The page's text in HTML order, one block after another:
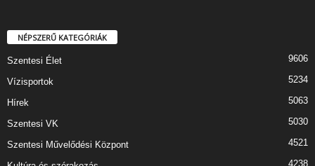
NÉPSZERŰ KATEGÓRIÁK
Szentesi Élet 9606
Vízisportok 5234
Hírek 5063
Szentesi VK 5030
Szentesi Művelődési Központ 4521
4238